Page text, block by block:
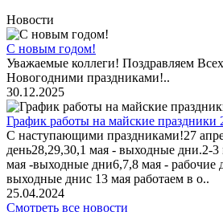
Новости
С новым годом!
Уважаемые коллеги! Поздравляем
Новогодними праздниками!..
30.12.2025
График работы на майские праздники
С наступающими праздниками!27
день28,29,30,1 мая - выходные дни.2-
мая -выходные дни6,7,8 мая - рабочие
выходные днис 13 мая работаем в о..
25.04.2024
Смотреть все новости